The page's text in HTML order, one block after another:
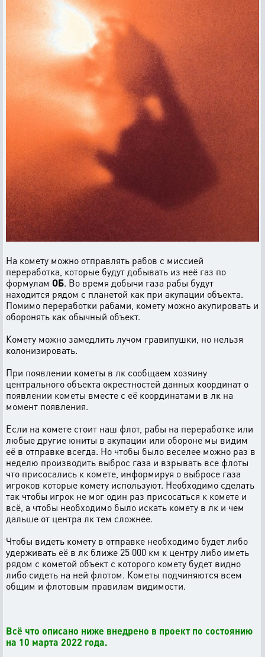
На комету можно отправлять рабов с миссией
переработка, которые будут добывать из неё газ по
формулам ОБ. Во время добычи газа рабы будут
находится рядом с планетой как при акупации объекта.
Помимо переработки рабами, комету можно акупировать и
оборонять как обычный объект.
Комету можно замедлить лучом гравипушки, но нельзя
колонизировать.
При появлении кометы в лк сообщаем хозяину
центрального объекта окрестностей данных координат о
появлении кометы вместе с её координатами в лк на
момент появления.
Если на комете стоит наш флот, рабы на переработке или
любые другие юниты в акупации или обороне мы видим
её в отправке всегда. Но чтобы было веселее можно раз в
неделю производить выброс газа и взрывать все флоты
что присосались к комете, информируя о выбросе газа
игроков которые комету используют. Необходимо сделать
так чтобы игрок не мог один раз присосаться к комете и
всё, а чтобы необходимо было искать комету в лк и чем
дальше от центра лк тем сложнее.
Чтобы видеть комету в отправке необходимо будет либо
удерживать её в лк ближе 25 000 км к центру либо иметь
рядом с кометой объект с которого комету будет видно
либо сидеть на ней флотом. Кометы подчиняются всем
общим и флотовым правилам видимости.
Всё что описано ниже внедрено в проект по состоянию
на 10 марта 2022 года.